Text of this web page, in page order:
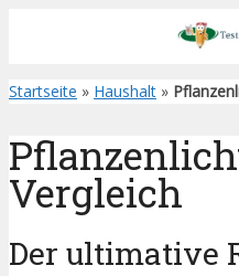
Startseite » Haushalt »
Vergleich
Der ultimative